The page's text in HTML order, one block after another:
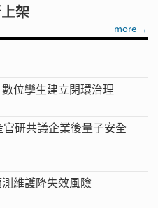
架
more →
位孿生建立閉環治理
研共議企業後量子安全
維護降失效風險